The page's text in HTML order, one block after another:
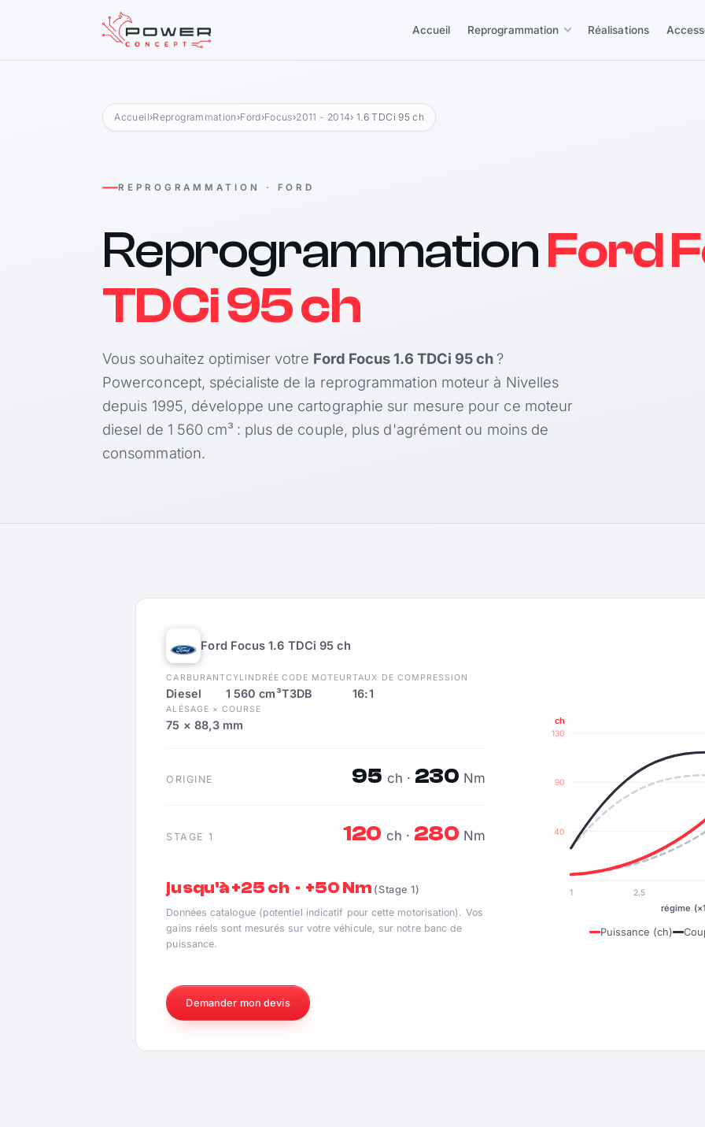
Accueil Reprogrammation Réalisations
Accueil›Reprogrammation ›Ford›Focus›2011 - 2014› 1.6 TDCi 95 ch
REPROGRAMMATION · FORD
ReprogrammationFord
TDCi 95 ch
Vous souhaitez optimiser votre Ford Focus 1.6 TDCi 95 ch ?
Powerconcept, spécialiste de la reprogrammation moteur à Nivelles
depuis 1995, développe une cartographie sur mesure pour ce moteur
diesel de 1 560 cm³ : plus de couple, plus d'agrément ou moins de
consommation.
Ford Focus 1.6 TDCi 95 ch
CARBURANT
Diesel
CYLINDRÉE
1 560 cm³
CODE MOTEUR
T3DB
TAUX DE COMPRESSION
16:1
ALÉSAGE × COURSE
75 × 88,3 mm
ORIGINE 95 ch · 230 Nm
STAGE 1 120 ch · 280 Nm
jusqu'à +25 ch · +50 Nm (Stage 1)
Données catalogue (potentiel indicatif pour cette motorisation). Vos
gains réels sont mesurés sur votre véhicule, sur notre banc de
puissance.
40
90
130
ch
1 2,5
régime
Puissance (ch)
Demander mon devis